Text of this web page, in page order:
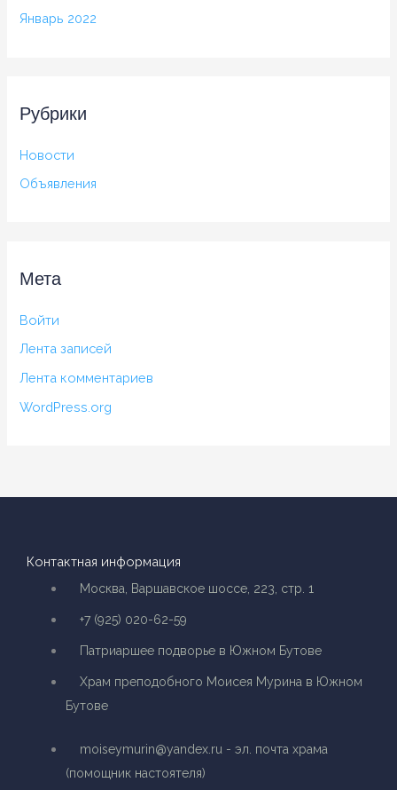
Январь 2022
Рубрики
Новости
Объявления
Мета
Войти
Лента записей
Лента комментариев
WordPress.org
Контактная информация
Москва, Варшавское шоссе, 223, стр. 1
+7 (925) 020-62-59
Патриаршее подворье в Южном Бутове
Храм преподобного Моисея Мурина в Южном
Бутове
moiseymurin@yandex.ru - эл. почта храма
(помощник настоятеля)